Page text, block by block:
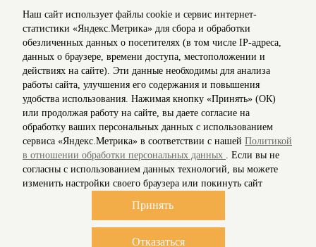
Условия соглашения
Контакты
Карта сайта
Рассылка
© 2018-2026 Stylecard.su. Все права защищены.
Наш сайт использует файлы cookie и сервис интернет-
статистики «Яндекс.Метрика» для сбора и обработки
обезличенных данных о посетителях (в том числе IP-адреса,
данных о браузере, времени доступа, местоположении и
действиях на сайте). Эти данные необходимы для анализа
работы сайта, улучшения его содержания и повышения
удобства использования. Нажимая кнопку «Принять» (ОК)
или продолжая работу на сайте, вы даете согласие на
обработку ваших персональных данных с использованием
сервиса «Яндекс.Метрика» в соответствии с нашей Политикой
в отношении обработки персональных данных . Если вы не
согласны с использованием данных технологий, вы можете
изменить настройки своего браузера или покинуть сайт
Принять
Отказаться
Получить образцы
Отправить
Получить персональный прайс